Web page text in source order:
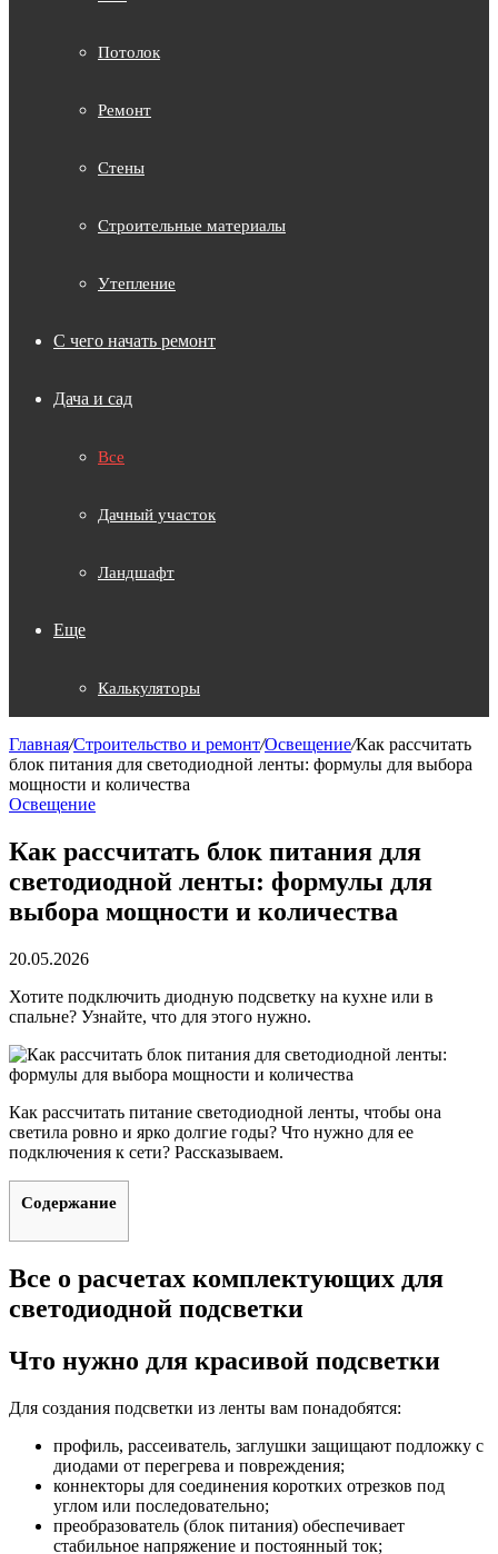
Потолок
Ремонт
Стены
Строительные материалы
Утепление
С чего начать ремонт
Дача и сад
Все
Дачный участок
Ландшафт
Еще
Калькуляторы
Главная/Строительство и ремонт/Освещение/Как рассчитать
блок питания для светодиодной ленты: формулы для выбора
мощности и количества
Освещение
Как рассчитать блок питания для
светодиодной ленты: формулы для
выбора мощности и количества
20.05.2026
Хотите подключить диодную подсветку на кухне или в
спальне? Узнайте, что для этого нужно.
Как рассчитать питание светодиодной ленты, чтобы она
светила ровно и ярко долгие годы? Что нужно для ее
подключения к сети? Рассказываем.
Содержание
Все о расчетах комплектующих для
светодиодной подсветки
Что нужно для красивой подсветки
Для создания подсветки из ленты вам понадобятся:
профиль, рассеиватель, заглушки защищают подложку с
диодами от перегрева и повреждения;
коннекторы для соединения коротких отрезков под
углом или последовательно;
преобразователь (блок питания) обеспечивает
стабильное напряжение и постоянный ток;